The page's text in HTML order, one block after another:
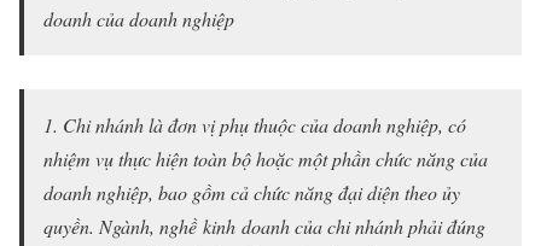
doanh của doanh nghiệp
1. Chi nhánh là đơn vị phụ thuộc của doanh nghiệp, có
nhiệm vụ thực hiện toàn bộ hoặc một phần chức năng của
doanh nghiệp, bao gồm cả chức năng đại diện theo ủy
quyền. Ngành, nghề kinh doanh của chi nhánh phải đúng